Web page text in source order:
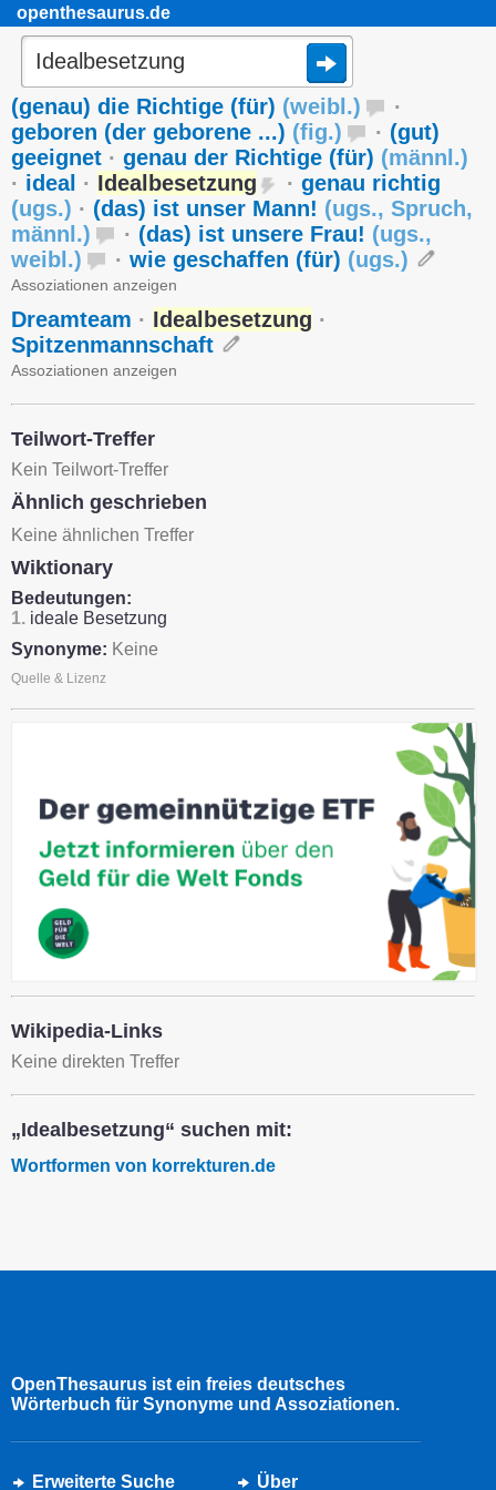
openthesaurus.de
(genau) die Richtige (für) (weibl.)
·
geboren (der geborene ...) (fig.) · (gut)
geeignet · genau der Richtige (für) (männl.)
· ideal · Idealbesetzung · genau richtig
(ugs.) · (das) ist unser Mann! (ugs., Spruch,
männl.) · (das) ist unsere Frau! (ugs.,
weibl.) · wie geschaffen (für) (ugs.)
Assoziationen anzeigen
Dreamteam · Idealbesetzung ·
Spitzenmannschaft
Assoziationen anzeigen
Teilwort-Treffer
Kein Teilwort-Treffer
Ähnlich geschrieben
Keine ähnlichen Treffer
Wiktionary
Bedeutungen:
1. ideale Besetzung
Synonyme: Keine
Quelle & Lizenz
Wikipedia-Links
Keine direkten Treffer
„Idealbesetzung“ suchen mit:
Wortformen von korrekturen.de
OpenThesaurus ist ein freies deutsches
Wörterbuch für Synonyme und Assoziationen.
Erweiterte Suche Über